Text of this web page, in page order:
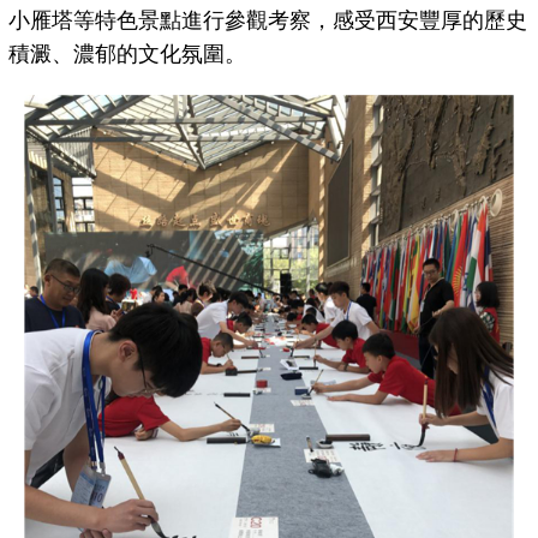
小雁塔等特色景點進行參觀考察，感受西安豐厚的歷史
積澱、濃郁的文化氛圍。